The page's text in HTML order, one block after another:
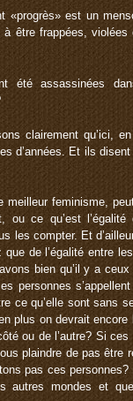
«progrès» est un
être frappées,
été assassinées
clairement qu’ici,
d’années. Et ils
meilleur feminisme,
ce qu’est
les compter. Et
de l’égalité entre
bien qu’il y a
personnes
ce qu’elle sont sans
plus on devrait
ou de l’autre? Si
plaindre de pas être
pas ces personnes?
mondes et